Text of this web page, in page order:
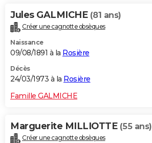
Jules GALMICHE (81 ans)
Créer une cagnotte obsèques
Naissance
09/08/1891 à la Rosière
Décès
24/03/1973 à la Rosière
Famille GALMICHE
Marguerite MILLIOTTE (55 ans)
Créer une cagnotte obsèques